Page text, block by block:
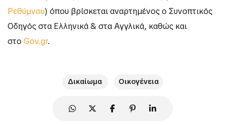
Ρεθύμνου) όπου βρίσκεται αναρτημένος ο Συνοπτικός
Οδηγός στα Ελληνικά & στα Αγγλικά, καθώς και
στο Gov.gr.
Δικαίωμα Οικογένεια